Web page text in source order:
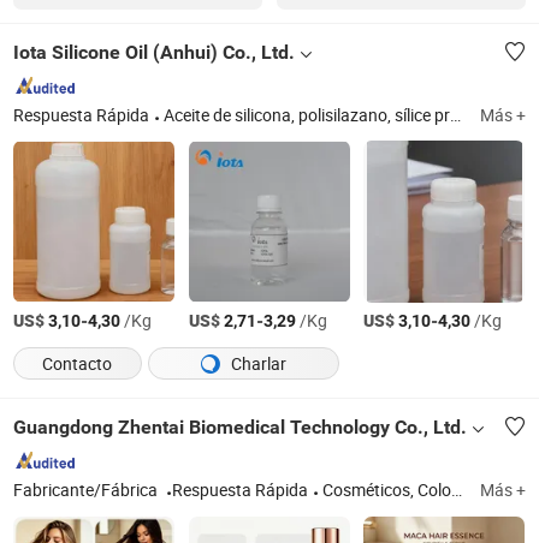
Iota Silicone Oil (Anhui) Co., Ltd.
Respuesta Rápida Aceite de silicona, polisilazano, sílice precipitada, sílice fumada, goma de silicona líquida, goma de silicona HTV, goma de silicona LSR, silano fenílico, silano amino, silano hidroxilo Más +
US$3,10-4,30/Kg US$2,71-3,29/Kg US$3,10-4,30/Kg
Contacto
Charlar
Guangdong Zhentai Biomedical Technology Co., Ltd.
Fabricante/Fábrica Respuesta Rápida Cosméticos, Color de Cabello, Tinte para Cabello Más +